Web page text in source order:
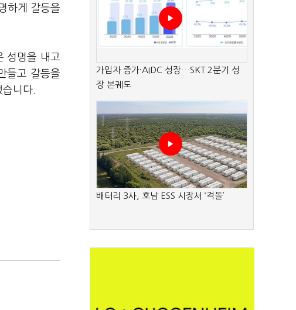
하게 갈등을
성명을 내고
들고 갈등을
니다.
가입자 증가·AIDC 성장…SKT 2분기 성
장 본궤도
배터리 3사, 호남 ESS 시장서 ‘격돌’